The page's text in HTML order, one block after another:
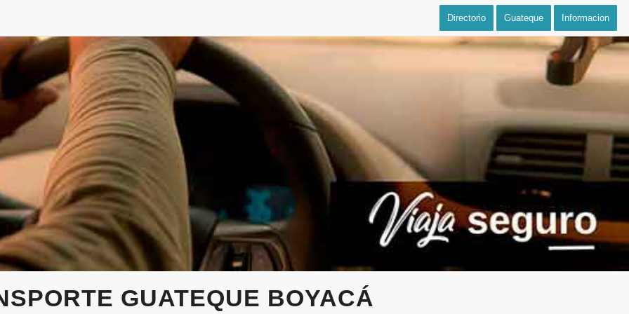
Directorio Guateque Informacion
GUATEQUE BOYACÁ